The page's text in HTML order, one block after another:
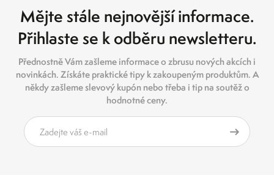
Mějte stále nejnovější informace.
Přihlaste se k odběru newsletteru.
Přednostně Vám zašleme informace o zbrusu nových akcích i
novinkách. Získáte praktické tipy k zakoupeným produktům. A
někdy zašleme slevový kupón nebo třeba i tip na soutěž o
hodnotné ceny.